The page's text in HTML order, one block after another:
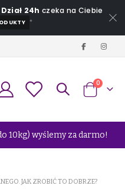
Dział 24h czeka na Ciebie
*
Koszyk
0
10kg) wyślemy za darmo!
JAK ZROBIĆ TO DOBRZE?